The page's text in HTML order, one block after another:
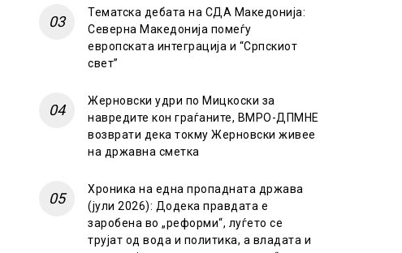
Тематска дебата на СДА Македонија:
Северна Македонија помеѓу
европската интеграција и “Српскиот
свет”
Жерновски удри по Мицкоски за
навредите кон граѓаните, ВМРО-ДПМНЕ
возврати дека токму Жерновски живее
на државна сметка
Хроника на една пропадната држава
(јули 2026): Додека правдата е
заробена во „реформи“, луѓето се
трујат од вода и политика, а владата и